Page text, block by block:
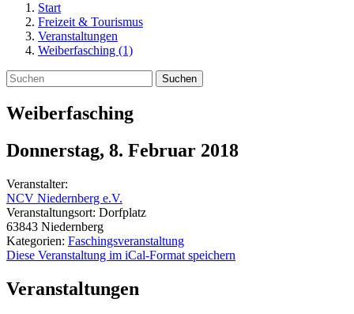
Start
Freizeit & Tourismus
Veranstaltungen
Weiberfasching (1)
Suchen
Weiberfasching
Donnerstag, 8. Februar 2018
Veranstalter:
NCV Niedernberg e.V.
Veranstaltungsort: Dorfplatz
63843 Niedernberg
Kategorien: Faschingsveranstaltung
Diese Veranstaltung im iCal-Format speichern
Veranstaltungen